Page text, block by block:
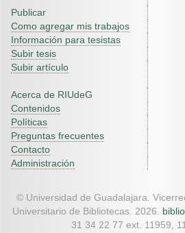
Publicar
Como agregar mis trabajos
Información para tesistas
Subir tesis
Subir artículo
Acerca de RIUdeG
Contenidos
Políticas
Preguntas frecuentes
Contacto
Administración
© Universidad de Guadalajara.
Universitario de Bibliotecas. 2026.
31 34 22 77 ext. 11959,